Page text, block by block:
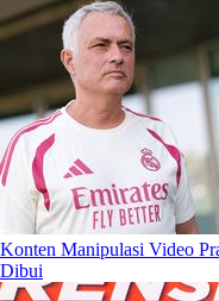
Konten Manipulasi Video
Dibui